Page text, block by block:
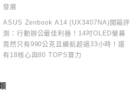
發展
ASUS Zenbook A14 (UX3407NA)開箱評
測：行動辦公最佳利器！14吋OLED螢幕
竟然只有990公克且續航超過33小時！還
有18核心與80 TOPS算力